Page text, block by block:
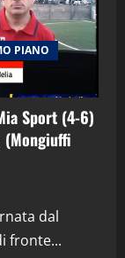
PIANO
Sport (4-6)
dal
fronte...
29^ Puntata